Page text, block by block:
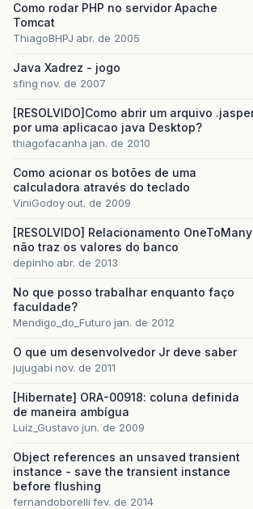
Como rodar PHP no servidor Apache
Tomcat
ThiagoBHPJ abr. de 2005
Java Xadrez - jogo
sfing nov. de 2007
[RESOLVIDO]Como abrir um arquivo
por uma aplicacao java Desktop?
thiagofacanha jan. de 2010
Como acionar os botões de uma
calculadora através do teclado
ViniGodoy out. de 2009
[RESOLVIDO] Relacionamento OneToMany
não traz os valores do banco
depinho abr. de 2013
No que posso trabalhar enquanto faço
faculdade?
Mendigo_do_Futuro jan. de 2012
O que um desenvolvedor Jr deve saber
jujugabi nov. de 2011
[Hibernate] ORA-00918: coluna definida
de maneira ambígua
Luiz_Gustavo jun. de 2009
Object references an unsaved transient
instance - save the transient instance
before flushing
fernandoborelli fev. de 2014